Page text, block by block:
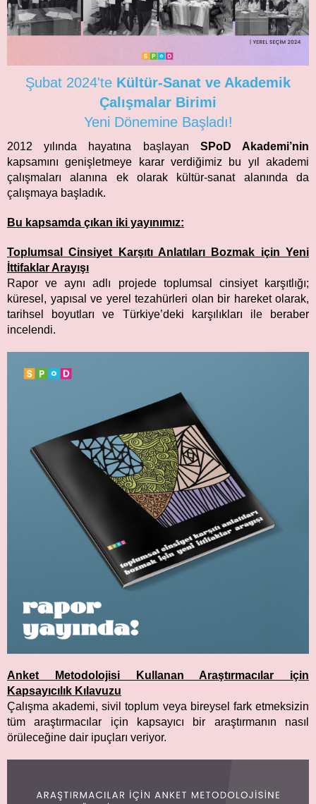
Şubat 2024'te Kültür-Sanat ve Akademik
Çalışmalar Birimi
Yeni Dönemine Başladı!
2012 yılında hayatına başlayan SPoD Akademi’nin
kapsamını genişletmeye karar verdiğimiz bu yıl akademi
çalışmaları alanına ek olarak kültür-sanat alanında da
çalışmaya başladık.
Bu kapsamda çıkan iki yayınımız:
Toplumsal Cinsiyet Karşıtı Anlatıları Bozmak için Yeni
İttifaklar Arayışı
Rapor ve aynı adlı projede toplumsal cinsiyet karşıtlığı;
küresel, yapısal ve yerel tezahürleri olan bir hareket olarak,
tarihsel boyutları ve Türkiye’deki karşılıkları ile beraber
incelendi.
Anket Metodolojisi Kullanan Araştırmacılar için
Kapsayıcılık Kılavuzu
Çalışma akademi, sivil toplum veya bireysel fark etmeksizin
tüm araştırmacılar için kapsayıcı bir araştırmanın nasıl
örüleceğine dair ipuçları veriyor.